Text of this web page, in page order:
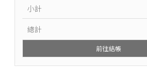
小計
總計
前往結帳